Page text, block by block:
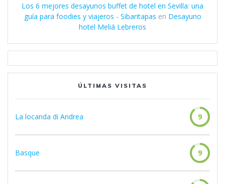
Los 6 mejores desayunos buffet de hotel en Sevilla: una
guía para foodies y viajeros - Sibaritapas en Desayuno
hotel Meliá Lebreros
ÚLTIMAS VISITAS
La locanda di Andrea 9
Basque 9